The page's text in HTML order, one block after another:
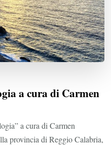
a cura di Carmen
a cura di Carmen
provincia di Reggio Calabria,